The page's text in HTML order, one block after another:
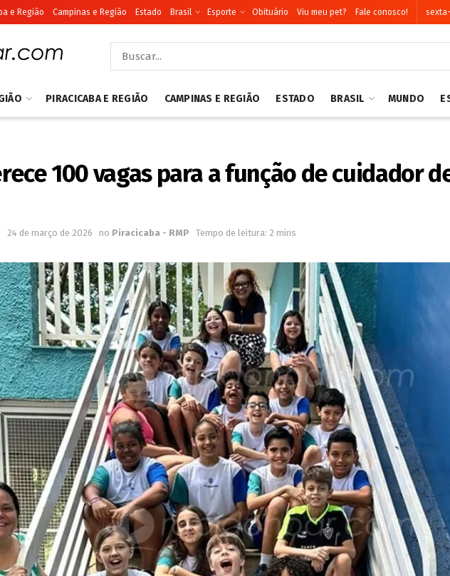
e Região Campinas e Região Estado Brasil Esporte Obituário Viu meu pet? Fale conosco!
PIRACICABA E REGIÃO CAMPINAS E REGIÃO ESTADO BRASIL MUNDO
100 vagas para a função de cuidador
24 de março de 2026 no Piracicaba - RMP Tempo de leitura: 2 mins